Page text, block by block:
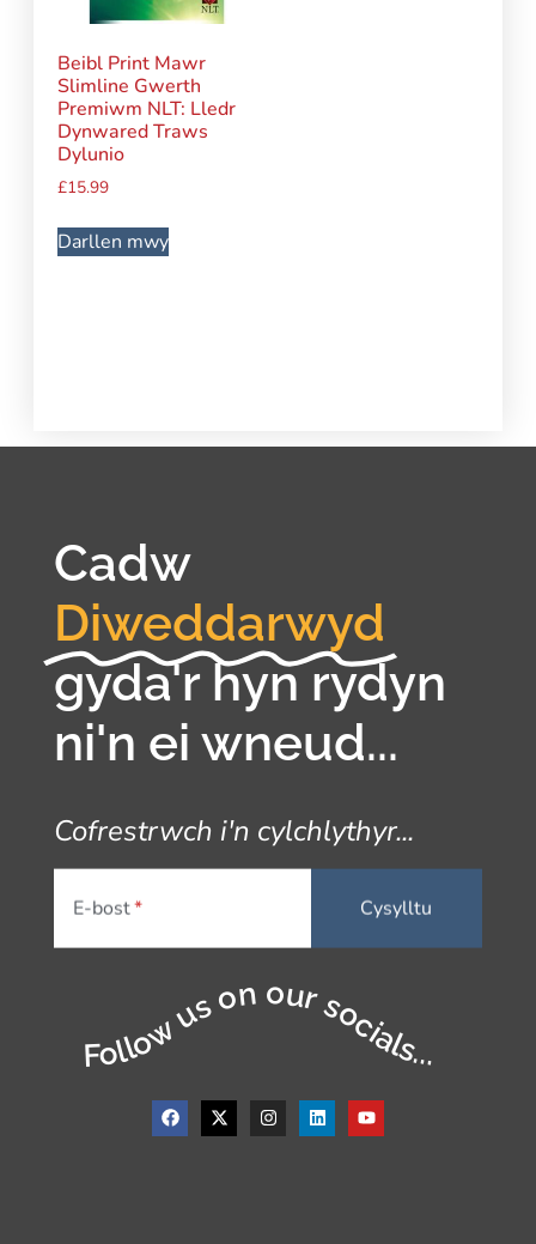
Beibl Print Mawr
Slimline Gwerth
Premiwm NLT: Lledr
Dynwared Traws
Dylunio
£15.99
Darllen mwy
Cadw
Diweddarwyd
gyda'r hyn rydyn
ni'n ei wneud...
Cofrestrwch i'n cylchlythyr...
E-bost
Follow us on our socials...